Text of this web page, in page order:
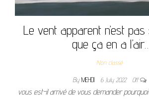
Le vent apparent n’est
que ça en a l’air…
Non classé
By MEHDI 6 July 2022 Off
vous est-il arrivé de vous demander